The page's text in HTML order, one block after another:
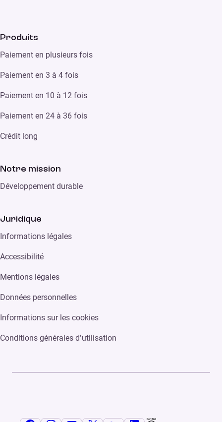
Produits
Paiement en plusieurs fois
Paiement en 3 à 4 fois
Paiement en 10 à 12 fois
Paiement en 24 à 36 fois
Crédit long
Notre mission
Développement durable
Juridique
Informations légales
Accessibilité
Mentions légales
Données personnelles
Informations sur les cookies
Conditions générales d’utilisation